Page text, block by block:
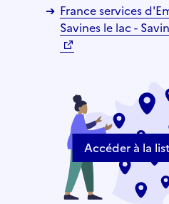
France services
Savines le lac -
Accéder à la